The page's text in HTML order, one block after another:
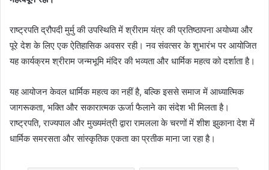
राष्ट्रपति द्रौपदी मुर्मु की उपस्थिति में श्रीराम यंत्र की प्रतिष्ठापना अयोध्या और
पूरे देश के लिए एक ऐतिहासिक अवसर रही। नव संवत्सर के शुभारंभ पर आयोजित
यह कार्यक्रम श्रीराम जन्मभूमि मंदिर की भव्यता और धार्मिक महत्व को दर्शाता है।
यह आयोजन केवल धार्मिक महत्व का नहीं है, बल्कि इससे समाज में आध्यात्मिक
जागरूकता, भक्ति और सकारात्मक ऊर्जा फैलाने का संदेश भी मिलता है।
राष्ट्रपति, राज्यपाल और मुख्यमंत्री द्वारा रामलला के चरणों में शीश झुकाना देश में
धार्मिक समरसता और सांस्कृतिक एकता का प्रतीक माना जा रहा है।